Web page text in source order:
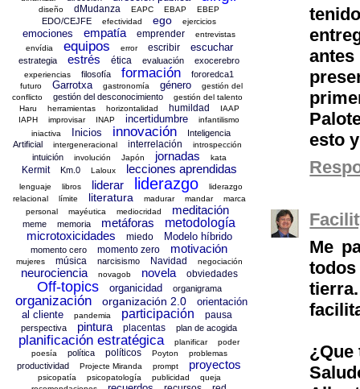
esto
Me
¿Que
diseño dMudanza EAPC EBAP EBEP
EDO/CEJFE efectividad ego ejercicios
emociones empatía emprender
entrevistas
envídia
equipos error escribir escuchar
estrategia estrés ética evaluación exocerebro
experiencias filosofía formación fororedca1
futuro Garrotxa gastronomía género
gestión del
conflicto
gestión del desconocimiento
gestión del talento
Haru
herramientas horizontalidad humildad
IAAP
IAPH
improvisar INAP incertidumbre
infantilismo
iniactiva
Inicios innovación
Inteligencia
Artificial
intergeneracional interrelación introspección
intuición involución Japón jornadas kata
Kermit Km.0 Laloux lecciones aprendidas
lenguaje libros liderar liderazgo
liderazgo
relacional
límite literatura madurar mandar
marca
personal
mayéutica mediocridad meditación
meme memoria metáforas
metodología
microtoxicidades
miedo Modelo híbrido
momento cero momento zero motivación
mujeres música narcisismo Navidad negociación
neurociencia novagob novela obviedades
Off-topics organicidad organigrama
organización organización 2.0
orientación
al cliente
pandemia participación pausa
perspectiva pintura placentas plan de acogida
planificación estratégica planificar
poder
poesía
política políticos Poyton problemas
productividad Projecte Miranda prompt proyectos
psicopatía psicopatología publicidad
queja